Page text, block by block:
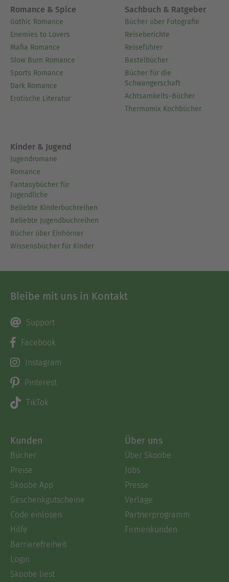
Romance & Spice
Gothic Romance
Enemies to Lovers
Mafia Romance
Slow Burn Romance
Sports Romance
Dark Romance
Erotische Literatur
Sachbuch & Ratgeber
Bücher über Fotografie
Reiseberichte
Reiseführer
Bastelbücher
Bücher für die
Schwangerschaft
Achtsamkeits-Bücher
Thermomix Kochbücher
Kinder & Jugend
Jugendromane
Romance
Fantasybücher für
Jugendliche
Beliebte Kinderbuchreihen
Beliebte Jugendbuchreihen
Bücher über Einhörner
Wissensbücher für Kinder
Bleibe mit uns in Kontakt
Support
Facebook
Instagram
Pinterest
TikTok
Kunden
Bücher
Preise
Skoobe App
Geschenkgutscheine
Code einlösen
Hilfe
Barrierefreiheit
Login
Skoobe liest
Über uns
Über Skoobe
Jobs
Presse
Verlage
Partnerprogramm
Firmenkunden